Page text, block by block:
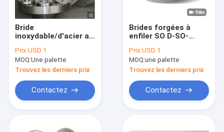
Bride
inoxydable/d'acier au
d'eau selon sur de
norme
ANSI/glissement/soudure
dessus
Prix:USD 1
MOQ:Une palette
Trouvez les derniers prix
Contactez
Brides forgées à
enfiler SO D-SO-
Prix:USD 1
MOQ:une palette
Trouvez les derniers prix
Contactez